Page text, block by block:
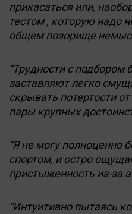
прикасаться или,
тестом , которую надо
общем позорище
“Трудности с
заставляют легко
скрывать потертости
пары крупных
“Я не могу полноценно
спортом, и остро
пристыженность из-за
“Интуитивно пытаясь